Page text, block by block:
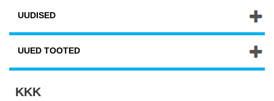
UUDISED
UUED TOOTED
KKK